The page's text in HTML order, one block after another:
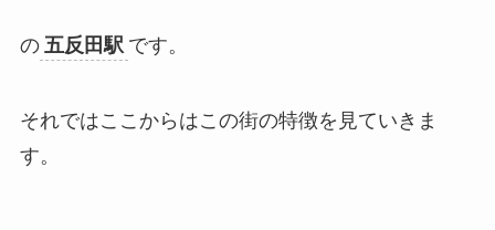
の 五反田駅 です。
それではここからはこの街の特徴を見ていきま
す。